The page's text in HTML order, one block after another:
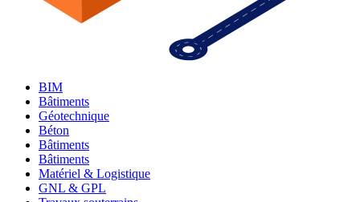
BIM
Bâtiments
Géotechnique
Béton
Bâtiments
Bâtiments
Matériel & Logistique
GNL & GPL